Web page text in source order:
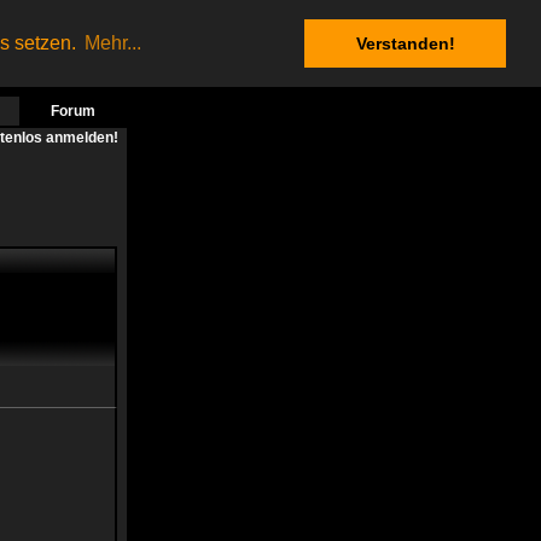
setzen. Mehr... Verstanden!
Forum
anmelden!